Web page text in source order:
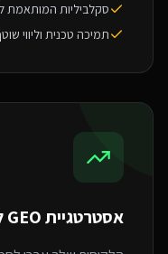
סקלביליות המותאמת
תמיכה טכנית וליווי
אסטרטגיית GEO ל